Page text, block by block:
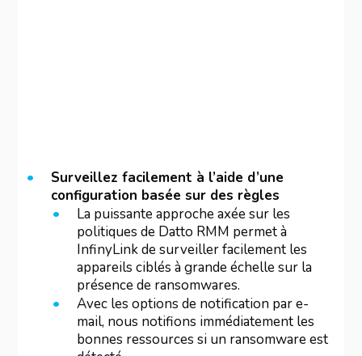
Surveillez facilement à l’aide d’une
configuration basée sur des règles
La puissante approche axée sur les
politiques de Datto RMM permet à
InfinyLink de surveiller facilement les
appareils ciblés à grande échelle sur la
présence de ransomwares.
Avec les options de notification par e-
mail, nous notifions immédiatement les
bonnes ressources si un ransomware est